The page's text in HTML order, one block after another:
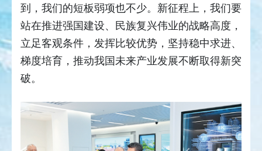
到，我们的短板弱项也不少。新征程上，我们要
站在推进强国建设、民族复兴伟业的战略高度，
立足客观条件，发挥比较优势，坚持稳中求进、
梯度培育，推动我国未来产业发展不断取得新突
破。